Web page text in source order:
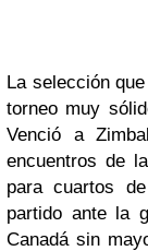
La selección
torneo muy
Venció a
encuentros de
para cuartos
partido ante la
Canadá sin